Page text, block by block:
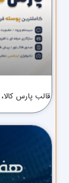
قالب پارس